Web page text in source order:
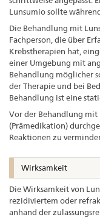
Lunsumio sollte
Die Behandlung mit
Fachperson, die über
Krebstherapien hat,
einer Umgebung mit
Behandlung möglicher
der Therapie und bei
Behandlung ist eine
Vor der Behandlung
(Prämedikation)
Reaktionen zu
Wirksamkeit
Die Wirksamkeit von
rezidiviertem oder
anhand der